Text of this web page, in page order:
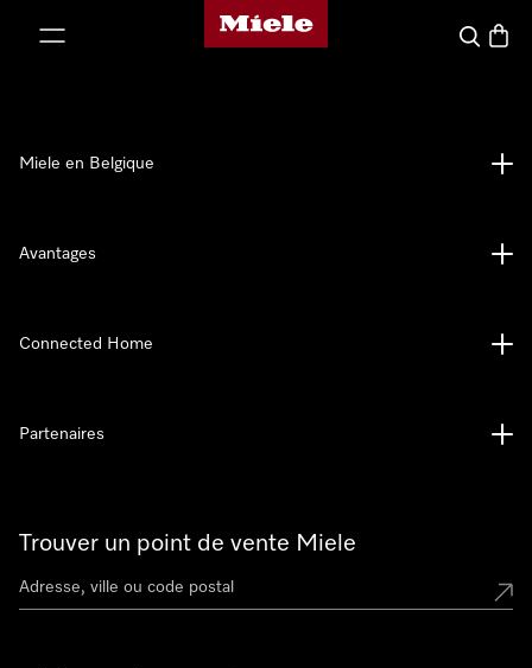
Page d'accueil de Miele
Search
Trouver un point de vente Miele
Miele en Belgique
Avantages
Connected Home
Partenaires